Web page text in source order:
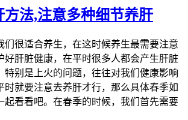
方法,注意多种细节养肝
们很适合养生，在这时候养生最需要注意
好肝脏健康，在平时很多人都会产生肝脏
特别是上火的问题，往往对我们健康影响
时就要注意去养肝才行，那么具体春季如
起看看吧。在春季的时候，我们首先需要